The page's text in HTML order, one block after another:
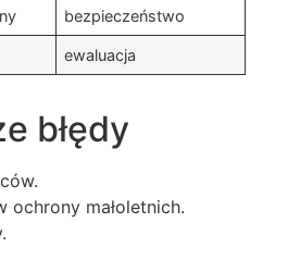
bezpieczeństwo
ewaluacja
błędy
ochrony małoletnich.